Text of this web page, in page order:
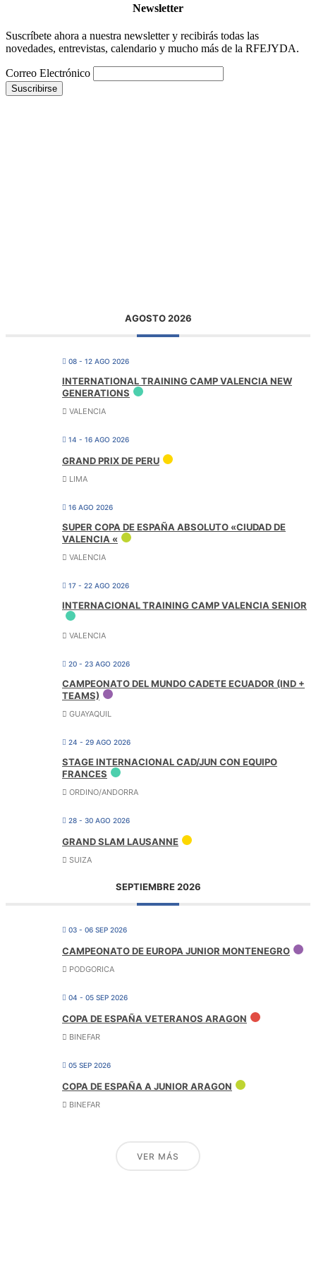
Newsletter
Suscríbete ahora a nuestra newsletter y recibirás todas las
novedades, entrevistas, calendario y mucho más de la RFEJYDA.
Correo Electrónico
AGOSTO 2026
08 - 12 AGO 2026
INTERNATIONAL TRAINING CAMP VALENCIA NEW
GENERATIONS
VALENCIA
14 - 16 AGO 2026
GRAND PRIX DE PERU
LIMA
16 AGO 2026
SUPER COPA DE ESPAÑA ABSOLUTO «CIUDAD DE
VALENCIA «
VALENCIA
17 - 22 AGO 2026
INTERNACIONAL TRAINING CAMP VALENCIA SENIOR
VALENCIA
20 - 23 AGO 2026
CAMPEONATO DEL MUNDO CADETE ECUADOR (IND +
TEAMS)
GUAYAQUIL
24 - 29 AGO 2026
STAGE INTERNACIONAL CAD/JUN CON EQUIPO
FRANCES
ORDINO/ANDORRA
28 - 30 AGO 2026
GRAND SLAM LAUSANNE
SUIZA
SEPTIEMBRE 2026
03 - 06 SEP 2026
CAMPEONATO DE EUROPA JUNIOR MONTENEGRO
PODGORICA
04 - 05 SEP 2026
COPA DE ESPAÑA VETERANOS ARAGON
BINEFAR
05 SEP 2026
COPA DE ESPAÑA A JUNIOR ARAGON
BINEFAR
VER MÁS